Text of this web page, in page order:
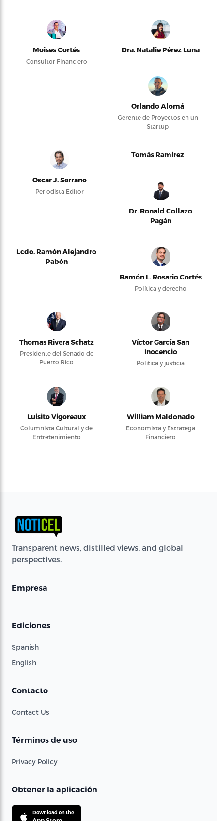
Moises Cortés
Consultor Financiero
Dra. Natalie Pérez Luna
Orlando Alomá
Gerente de Proyectos en un
Startup
Oscar J. Serrano
Periodista Editor
Tomás Ramírez
Dr. Ronald Collazo
Pagán
Lcdo. Ramón Alejandro
Pabón
Ramón L. Rosario Cortés
Política y derecho
Thomas Rivera Schatz
Presidente del Senado de
Puerto Rico
Víctor García San
Inocencio
Política y justicia
Luisito Vigoreaux
Columnista Cultural y de
Entretenimiento
William Maldonado
Economista y Estratega
Financiero
Transparent news, distilled views, and global
perspectives.
Empresa
Ediciones
Spanish
English
Contacto
Contact Us
Términos de uso
Privacy Policy
Obtener la aplicación
Download on the